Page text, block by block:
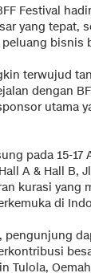
Festival
yang tepat,
bisnis
terwujud
dengan
utama
pada 15-
A & Hall B,
kurasi yang
di
pengunjung
Tulola,